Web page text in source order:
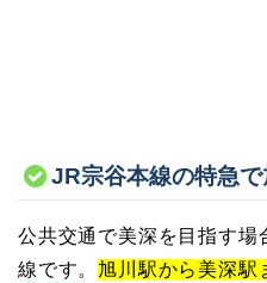
JR宗谷本線の特急
公共交通で美深を目指す
線です。 旭川駅から美深駅